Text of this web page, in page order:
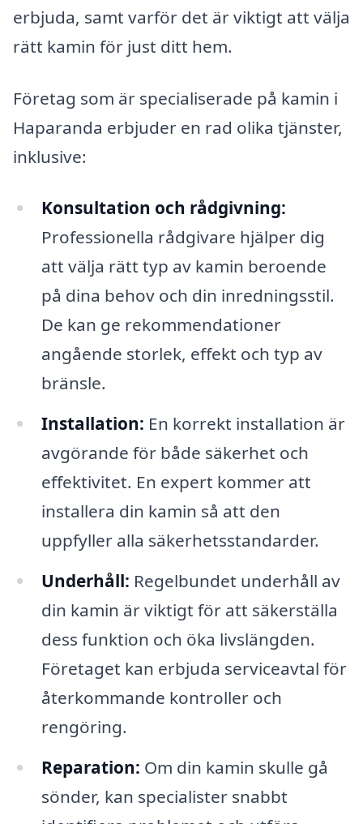
erbjuda, samt varför det är viktigt att välja
rätt kamin för just ditt hem.
Företag som är specialiserade på kamin i
Haparanda erbjuder en rad olika tjänster,
inklusive:
Konsultation och rådgivning:
Professionella rådgivare hjälper dig
att välja rätt typ av kamin beroende
på dina behov och din inredningsstil.
De kan ge rekommendationer
angående storlek, effekt och typ av
bränsle.
Installation: En korrekt installation är
avgörande för både säkerhet och
effektivitet. En expert kommer att
installera din kamin så att den
uppfyller alla säkerhetsstandarder.
Underhåll: Regelbundet underhåll av
din kamin är viktigt för att säkerställa
dess funktion och öka livslängden.
Företaget kan erbjuda serviceavtal för
återkommande kontroller och
rengöring.
Reparation: Om din kamin skulle gå
sönder, kan specialister snabbt